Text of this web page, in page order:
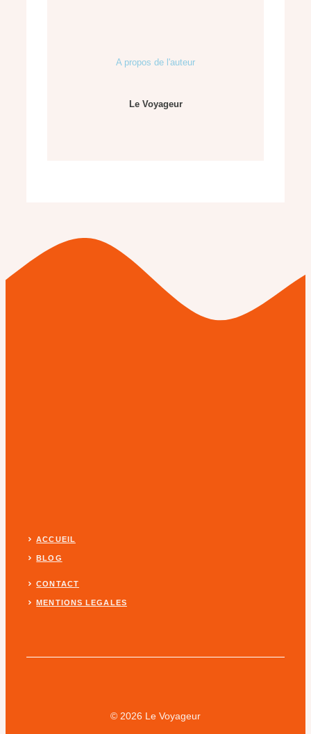
A propos de l'auteur
Le Voyageur
ACCUEIL
BLOG
CONTACT
MENTIONS LEGALES
© 2026 Le Voyageur